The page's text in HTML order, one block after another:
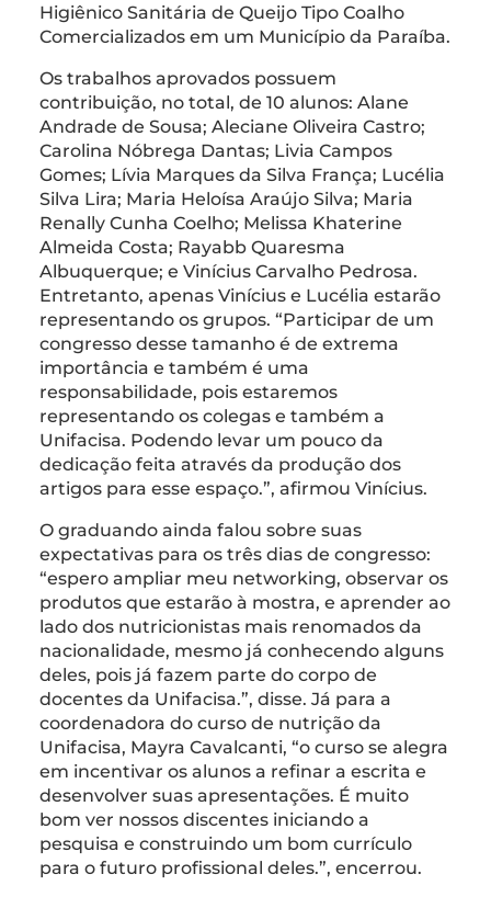
Higiênico Sanitária de Queijo Tipo Coalho
Comercializados em um Município da Paraíba.
Os trabalhos aprovados possuem
contribuição, no total, de 10 alunos: Alane
Andrade de Sousa; Aleciane Oliveira Castro;
Carolina Nóbrega Dantas; Livia Campos
Gomes; Lívia Marques da Silva França; Lucélia
Silva Lira; Maria Heloísa Araújo Silva; Maria
Renally Cunha Coelho; Melissa Khaterine
Almeida Costa; Rayabb Quaresma
Albuquerque; e Vinícius Carvalho Pedrosa.
Entretanto, apenas Vinícius e Lucélia estarão
representando os grupos. “Participar de um
congresso desse tamanho é de extrema
importância e também é uma
responsabilidade, pois estaremos
representando os colegas e também a
Unifacisa. Podendo levar um pouco da
dedicação feita através da produção dos
artigos para esse espaço.”, afirmou Vinícius.
O graduando ainda falou sobre suas
expectativas para os três dias de congresso:
“espero ampliar meu networking, observar os
produtos que estarão à mostra, e aprender ao
lado dos nutricionistas mais renomados da
nacionalidade, mesmo já conhecendo alguns
deles, pois já fazem parte do corpo de
docentes da Unifacisa.”, disse. Já para a
coordenadora do curso de nutrição da
Unifacisa, Mayra Cavalcanti, “o curso se alegra
em incentivar os alunos a refinar a escrita e
desenvolver suas apresentações. É muito
bom ver nossos discentes iniciando a
pesquisa e construindo um bom currículo
para o futuro profissional deles.”, encerrou.